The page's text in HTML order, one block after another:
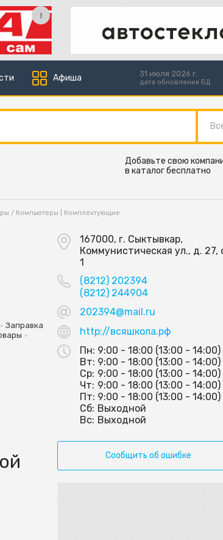
Афиша 31 июля 2026 г.
дата обновления БД
Добавьте свою
в каталог бесплатно
/ Компьютеры | Комплектующие
• Заправка
•
167000, г. Сыктывкар,
Коммунистическая ул., д. 27,
1
(8212) 202394
(8212) 244904
202394@mail.ru
http://всяшкола.рф
Пн: 9:00 - 18:00 (13:00 - 14:00)
Вт: 9:00 - 18:00 (13:00 - 14:00)
Ср: 9:00 - 18:00 (13:00 - 14:00)
Чт: 9:00 - 18:00 (13:00 - 14:00)
Пт: 9:00 - 18:00 (13:00 - 14:00)
Сб: Выходной
Вс: Выходной
Сообщить об ошибке